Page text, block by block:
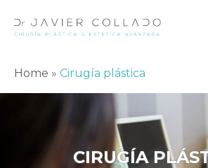
Home » Cirugía plástica
CIRUGÍA